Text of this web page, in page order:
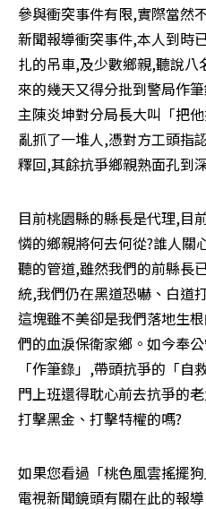
參與衝突事件有限,實際當然
新聞報導衝突事件,本人到時
扎的吊車,及少數鄉親,聽說
來的幾天又得分批到警局作
主陳炎坤對分局長大叫「把
亂抓了一堆人,憑對方工頭指
釋回,其餘抗爭鄉親熟面孔到
目前桃園縣的縣長是代理,目
憐的鄉親將何去何從?誰人關
聽的管道,雖然我們的前縣長
統,我們仍在黑道恐嚇、白道
這塊雖不美卻是我們落地生
們的血淚保衛家鄉。如今奉
「作筆錄」,帶頭抗爭的「
門上班還得耽心前去抗爭的
打擊黑金、打擊特權的嗎?
如果您看過「桃色風雲搖擺
電視新聞鏡頭有關在此的報